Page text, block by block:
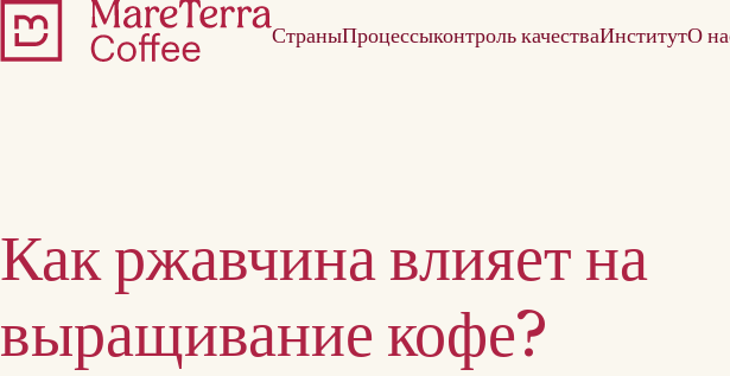
СтраныПроцессыконтроль качестваИнститутО
Как ржавчина влияет на
выращивание кофе?